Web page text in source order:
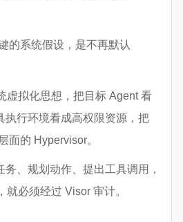
的系统假设，是不再默认
虚拟化思想，把目标 Agent 看
执行环境看成高权限资源，把
面的 Hypervisor。
务、规划动作、提出工具调用，
必须经过 Visor 审计。